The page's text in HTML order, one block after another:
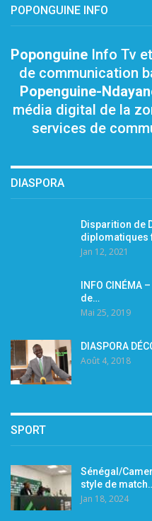
POPONGUINE INFO
Poponguine Info Tv
de communication
Popenguine-
média digital de la
services de
DIASPORA
Disparition de
diplomatiques
Jan 12, 2021
INFO CINÉMA
de…
Mai 25, 2019
DIASPORA
Août 4, 2018
SPORT
Sénégal/
style de
Jan 18, 2024